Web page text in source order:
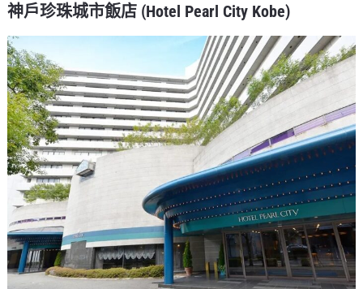
神戶珍珠城市飯店 (Hotel Pearl City Kobe)